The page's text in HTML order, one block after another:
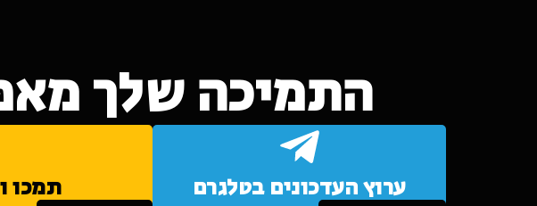
התמיכה שלך
ערוץ העדכונים בטלגרם תמכו